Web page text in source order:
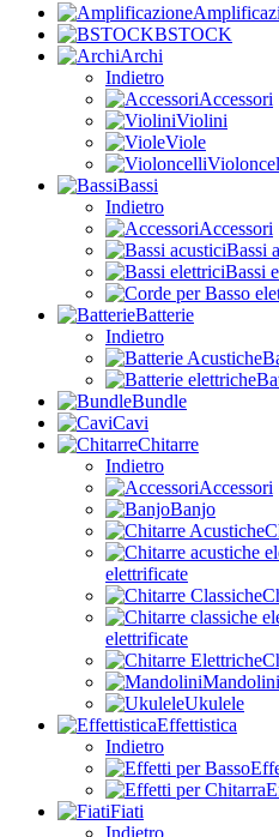
BSTOCK
Archi
Indietro
Accessori
Violini
Viole
Bassi
Indietro
Accessori
Bassi
Bassi
Batterie
Indietro
Bundle
Cavi
Chitarre
Indietro
Accessori
Banjo
elettrificate
elettrificate
Mandolini
Ukulele
Effettistica
Indietro
Fiati
Indietro